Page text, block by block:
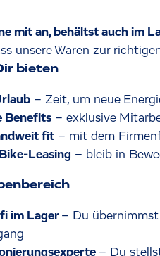
mit an, behältst auch im
unsere Waren zur
bieten
– Zeit, um neue
Benefits – exklusive
fit – mit dem
Leasing – bleib in
im Lager – Du
– Du